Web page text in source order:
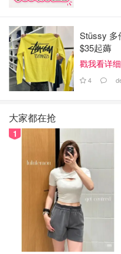
Stüssy 多
$35起薅
戳我看详
4
大家都在抢
1